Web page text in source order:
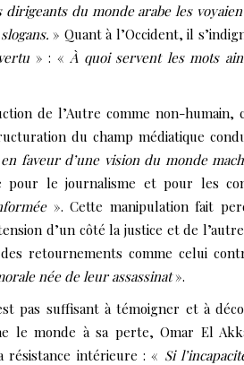
dirigeants du monde arabe les
» Quant à l’Occident, il
» : « À quoi servent les mots
de l’Autre comme non-humain,
du champ médiatique
faveur d’une vision du monde
pour le journalisme et pour les
». Cette manipulation fait
d’un côté la justice et de
retournements comme celui
née de leur assassinat».
pas suffisant à témoigner et à
le monde à sa perte, Omar El
résistance intérieure : « Si